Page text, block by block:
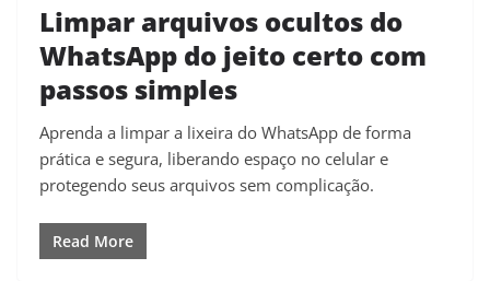
Limpar arquivos ocultos do
WhatsApp do jeito certo com
passos simples
Aprenda a limpar a lixeira do WhatsApp de forma
prática e segura, liberando espaço no celular e
protegendo seus arquivos sem complicação.
Read More